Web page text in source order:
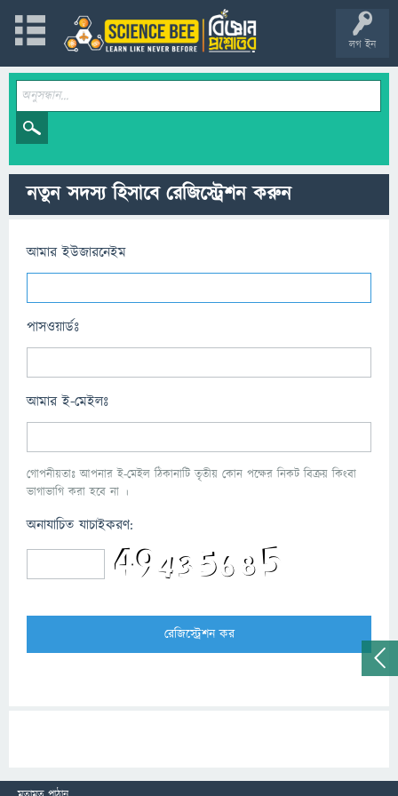
লগ ইন
নতুন সদস্য হিসাবে রেজিস্ট্রেশন করুন
আমার ইউজারনেইম
পাসওয়ার্ডঃ
আমার ই-মেইলঃ
গোপনীয়তাঃ আপনার ই-মেইল ঠিকানাটি তৃতীয় কোন পক্ষের নিকট বিক্রয় কিংবা
ভাগাভাগি করা হবে না ।
অনাযাচিত যাচাইকরণ: